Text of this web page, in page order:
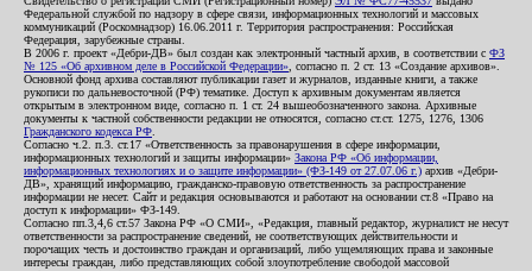
Федеральной службой по надзору в сфере связи, информационных технологий и массовых
коммуникаций (Роскомнадзор) 16.06.2011 г. Территория распространения: Российская
Федерация, зарубежные страны.
В 2006 г. проект «Дебри-ДВ» был создан как электронный частный архив, в соответствии с ФЗ
№ 125 «Об архивном деле в Российской Федерации» , согласно п. 2 ст. 13 «Создание архивов».
Основной фонд архива составляют публикации газет и журналов, изданные книги, а также
рукописи по дальневосточной (РФ) тематике. Доступ к архивным документам является
открытым в электронном виде, согласно п. 1 ст. 24 вышеобозначенного закона. Архивные
документы к частной собственности редакции не относятся, согласно ст.ст. 1275, 1276, 1306
Гражданского кодекса РФ
Согласно ч.2. п.3. ст.17 «Ответственность за правонарушения в сфере информации,
информационных технологий и защиты информации» Закона РФ «Об информации,
информационных технологиях и о защите информации» (ФЗ-149 от 27.07.06 г.) архив «Дебри-
ДВ», хранящий информацию, гражданско-правовую ответственность за распространение
информации не несет. Сайт и редакция основываются и работают на основании ст.8 «Право на
доступ к информации» ФЗ-149.
Согласно пп.3,4,6 ст.57 Закона РФ «О СМИ», «Редакция, главный редактор, журналист не несут
ответственности за распространение сведений, не соответствующих действительности и
порочащих честь и достоинство граждан и организаций, либо ущемляющих права и законные
интересы граждан, либо представляющих собой злоупотребление свободой массовой